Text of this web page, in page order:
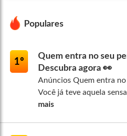
Populares
1º
Quem entra no seu
Descubra agora 👀
Anúncios Quem entra
Você já teve aquela
mais